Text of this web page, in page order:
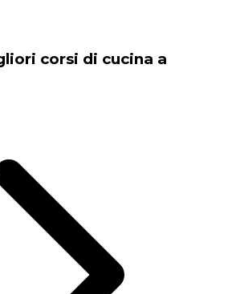
corsi di cucina a